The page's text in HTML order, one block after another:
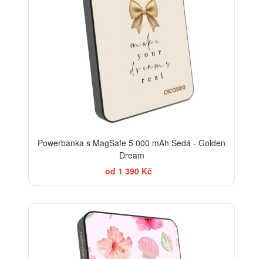
Powerbanka s MagSafe 5 000 mAh Šedá - Golden
Dream
od 1 390 Kč